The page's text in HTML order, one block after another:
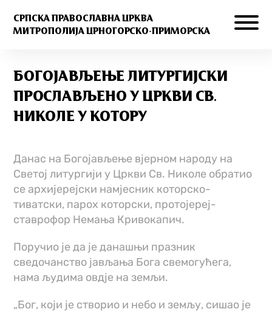
СРПСКА ПРАВОСЛАВНА ЦРКВА
МИТРОПОЛИЈА ЦРНОГОРСКО-ПРИМОРСКА
БОГОЈАВЉЕЊЕ ЛИТУРГИЈСКИ
ПРОСЛАВЉЕНО У ЦРКВИ СВ.
НИКОЛЕ У КОТОРУ
Данас на Богојављење вјерном народу на
Светој литургији у Цркви Св. Николе обратио
се архијерејски намјесник которско-
тиватски, парох которски, протојереј-
ставрофор Немања Кривокапич.
Поручио је да је данашњи празник
сведочанство јављања Бога свемогућега,
нама људима овд‌је на земљи.
„Бог, који је створио и небо и земљу, сишао је